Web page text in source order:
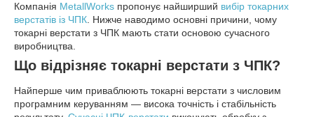
Компанія MetallWorks пропонує найширший вибір токарних
верстатів із ЧПК . Нижче наводимо основні причини, чому
токарні верстати з ЧПК мають стати основою сучасного
виробництва.
Що відрізняє токарні верстати з ЧПК?
Найперше чим приваблюють токарні верстати з числовим
програмним керуванням — висока точність і стабільність